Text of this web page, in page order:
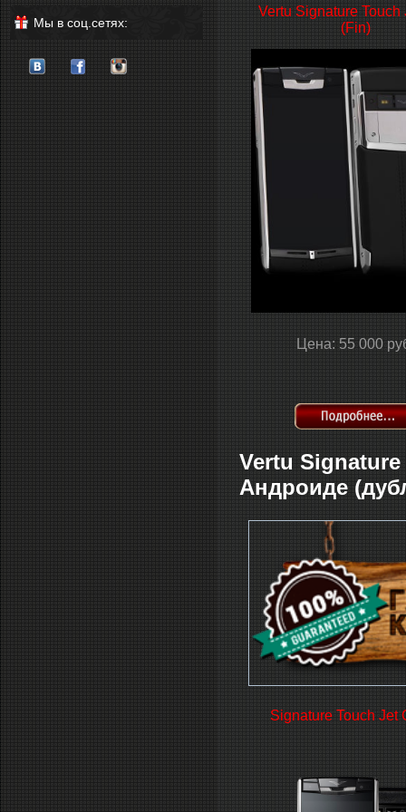
Мы в соц.сетях:
Vertu Signature Touch
(Fin)
Цена: 55 000
Vertu
Андроиде
Signature Touch Jet